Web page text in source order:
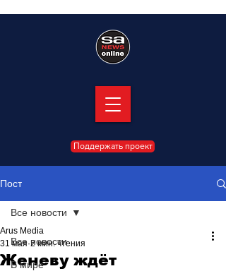
Поддержать проект
Пост
Все новости
В мире
Все новости
Женеву ждёт
Arus Media
31 мая 2 мин. чтения